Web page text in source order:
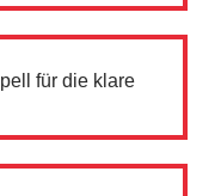
für die klare